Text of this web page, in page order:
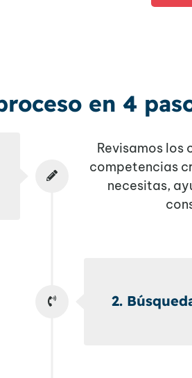
en 4
Revisamos
competencias
necesitas,
2.